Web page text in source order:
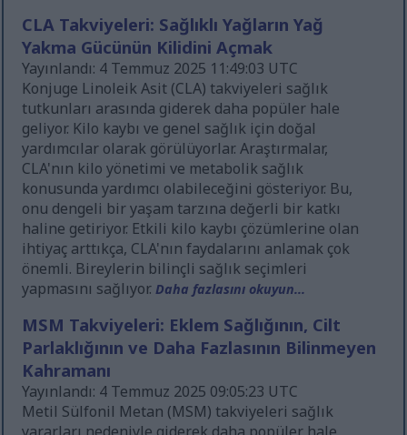
CLA Takviyeleri: Sağlıklı Yağların Yağ
Yakma Gücünün Kilidini Açmak
Yayınlandı: 4 Temmuz 2025 11:49:03 UTC
Konjuge Linoleik Asit (CLA) takviyeleri sağlık
tutkunları arasında giderek daha popüler hale
geliyor. Kilo kaybı ve genel sağlık için doğal
yardımcılar olarak görülüyorlar. Araştırmalar,
CLA'nın kilo yönetimi ve metabolik sağlık
konusunda yardımcı olabileceğini gösteriyor. Bu,
onu dengeli bir yaşam tarzına değerli bir katkı
haline getiriyor. Etkili kilo kaybı çözümlerine olan
ihtiyaç arttıkça, CLA'nın faydalarını anlamak çok
önemli. Bireylerin bilinçli sağlık seçimleri
yapmasını sağlıyor.Daha fazlasını okuyun...
MSM Takviyeleri: Eklem Sağlığının, Cilt
Parlaklığının ve Daha Fazlasının Bilinmeyen
Kahramanı
Yayınlandı: 4 Temmuz 2025 09:05:23 UTC
Metil Sülfonil Metan (MSM) takviyeleri sağlık